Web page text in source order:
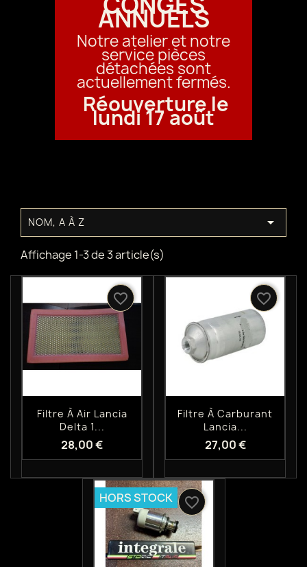
ANNUELS
Notre atelier et notre
service pièces
détachées sont
actuellement fermés.
Réouverture le
lundi 17 août
NOM, A À Z 
Affichage 1-3 de 3 article(s)
Aperçu rapide
Filtre À Air Lancia
Delta 1...
28,00 €
favorite_border
Aperçu rapide
Filtre À Carburant
Lancia...
27,00 €
favorite_border
HORS STOCK favorite_border